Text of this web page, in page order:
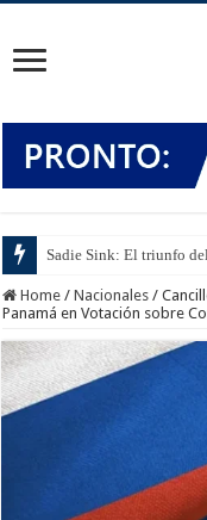
Sadie Sink: El triunfo
Home / Nacionales /
Panamá en Votación sobre